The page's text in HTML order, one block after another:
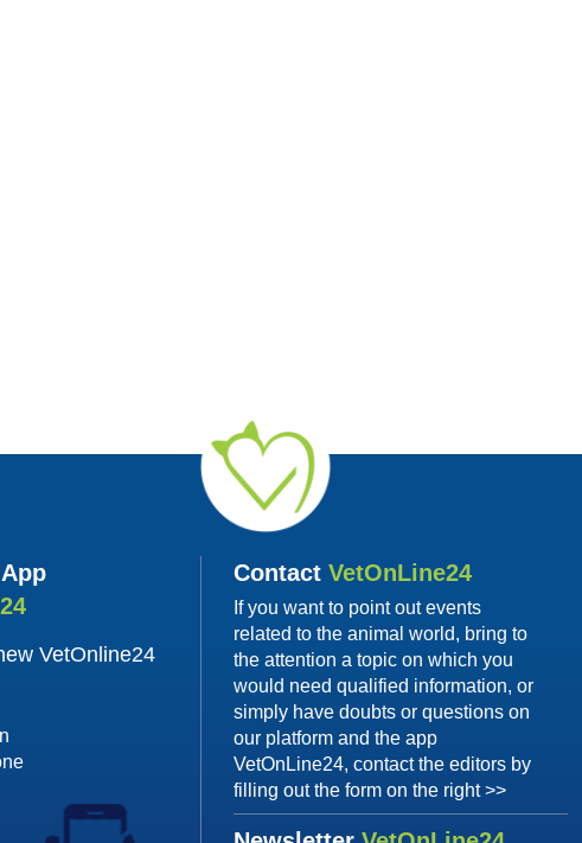
VetOnline24
ContactVetOnLine24
If you want to point out events
related to the animal world, bring to
the attention a topic on which you
would need qualified information, or
simply have doubts or questions on
our platform and the app
VetOnLine24, contact the editors by
filling out the form on the right >>